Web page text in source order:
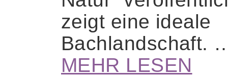
zeigt eine ideale
Bachlandschaft.
MEHR LESEN